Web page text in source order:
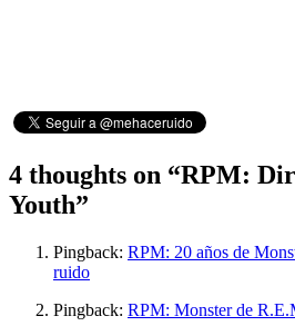
4 thoughts on “RPM:
Youth”
Pingback: RPM: 20 años de
ruido
Pingback: RPM: Monster de